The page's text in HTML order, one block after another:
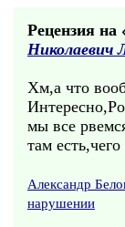
Рецензия на
Николаевич
Хм,а что
мы все
там
Александр
нарушении